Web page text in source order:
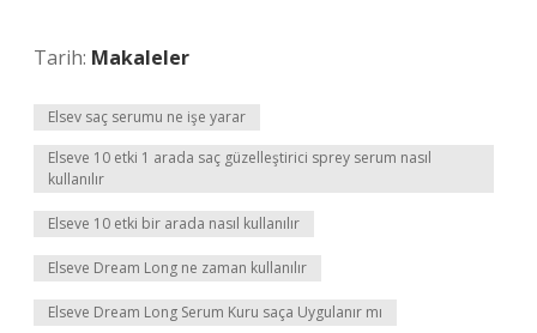
Tarih: Makaleler
Elsev saç serumu ne işe yarar
Elseve 10 etki 1 arada saç güzelleştirici sprey serum nasıl
kullanılır
Elseve 10 etki bir arada nasıl kullanılır
Elseve Dream Long ne zaman kullanılır
Elseve Dream Long Serum Kuru saça Uygulanır mı